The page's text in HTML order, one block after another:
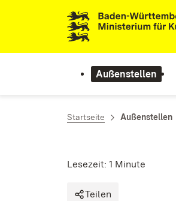
Zum Inhalt springen
Link zur Startseite
Außenstellen
Startseite Außenstellen
Lesezeit: 1 Minute
Teilen